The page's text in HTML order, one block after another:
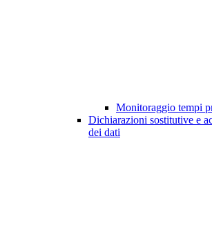
Monitoraggio tempi
Dichiarazioni sostitutive e
dei dati